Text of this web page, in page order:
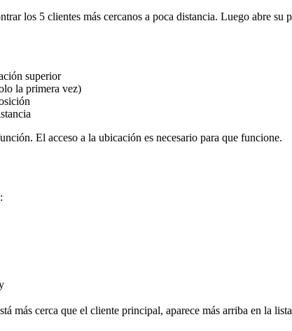
los 5 clientes más cercanos a poca distancia. Luego abre
superior
la primera vez)
El acceso a la ubicación es necesario para que funcione.
más cerca que el cliente principal, aparece más arriba en la